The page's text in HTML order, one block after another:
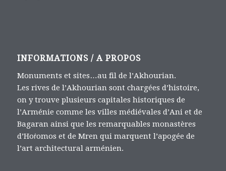
INFORMATIONS / A PROPOS
Monuments et sites…au fil de l’Akhourian.
Les rives de l’Akhourian sont chargées d’histoire,
on y trouve plusieurs capitales historiques de
l’Arménie comme les villes médiévales d’Ani et de
Bagaran ainsi que les remarquables monastères
d’Hoṙomos et de Mren qui marquent l’apogée de
l’art architectural arménien.